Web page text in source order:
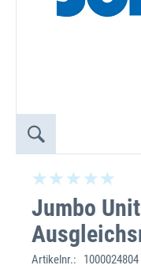
Jumbo
Artikelnr.: